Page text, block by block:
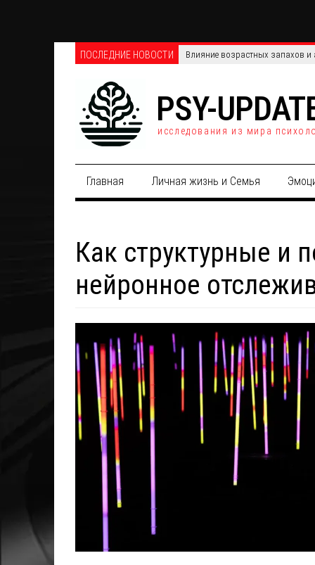
ПОСЛЕДНИЕ НОВОСТИ Множественное употребление
PSY-
исследования из мира
Главная Личная жизнь и Семья
Как структурные и
нейронное